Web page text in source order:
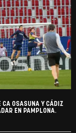
CA OSASUNA Y CÁDIZ
EN PAMPLONA.